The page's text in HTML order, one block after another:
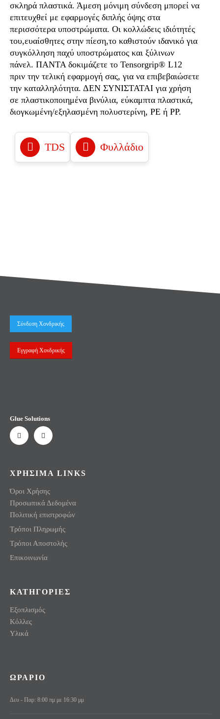
σκληρά πλαστικά. Άμεση μόνιμη σύνδεση μπορεί να
επιτευχθεί με εφαρμογές διπλής όψης στα
περισσότερα υποστρώματα. Οι κολλώδεις ιδιότητές
του,ευαίσθητες στην πίεση,το καθιστούν ιδανικό για
συγκόλληση παχύ υποστρώματος και ξύλινων
πάνελ. ΠΑΝΤΑ δοκιμάζετε το Tensorgrip® L12
πριν την τελική εφαρμογή σας, για να επιβεβαιώσετε
την καταλληλότητα. ΔΕΝ ΣΥΝΙΣΤΑΤΑΙ για χρήση
σε πλαστικοποιημένα βινύλια, εύκαμπτα πλαστικά,
διογκωμένη/εξηλασμένη πολυστερίνη, PE ή PP.
TDS Φυλλάδιο
Σύνδεση Χονδρικής
Εγγραφή Χονδρικής
Glue Solutions
ΧΡΗΣΙΜΑ LINKS
Όροι Χρήσης
Προσωπικά Δεδομένα
Πολιτική επιστροφών
Τρόποι Πληρωμής
Τρόποι Αποστολής
Επικοινωνία
ΚΑΤΗΓΟΡΙΕΣ
Εξοπλισμός
Κόλλες
Υλικά
ΩΡΑΡΙΟ
Δευ - Παρ: 8:00 πμ με 16:30 μμ